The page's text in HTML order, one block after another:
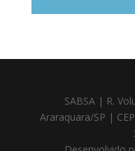
SABSA | R.
Araraquara/SP |